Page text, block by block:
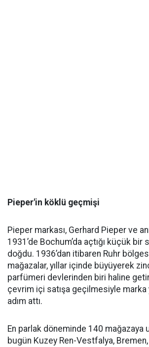
Pieper'in köklü geçmişi
Pieper markası, Gerhard Pieper ve
1931’de Bochum’da açtığı küçük bir
doğdu. 1936’dan itibaren Ruhr
mağazalar, yıllar içinde büyüyerek
parfümeri devlerinden biri haline
çevrim içi satışa geçilmesiyle marka
adım attı.
En parlak döneminde 140 mağazaya
bugün Kuzey Ren-Vestfalya,